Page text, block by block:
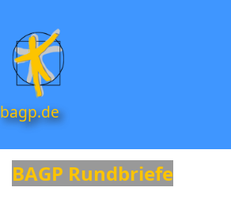
bagp.de
BAGP Rundbriefe